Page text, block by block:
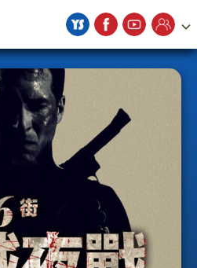
宇勗公播平台